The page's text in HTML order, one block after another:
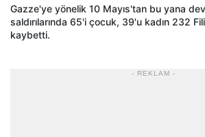
Gazze'ye yönelik 10 Mayıs'tan bu yana
saldırılarında 65'i çocuk, 39'u kadın 232
kaybetti.
- REKLAM -